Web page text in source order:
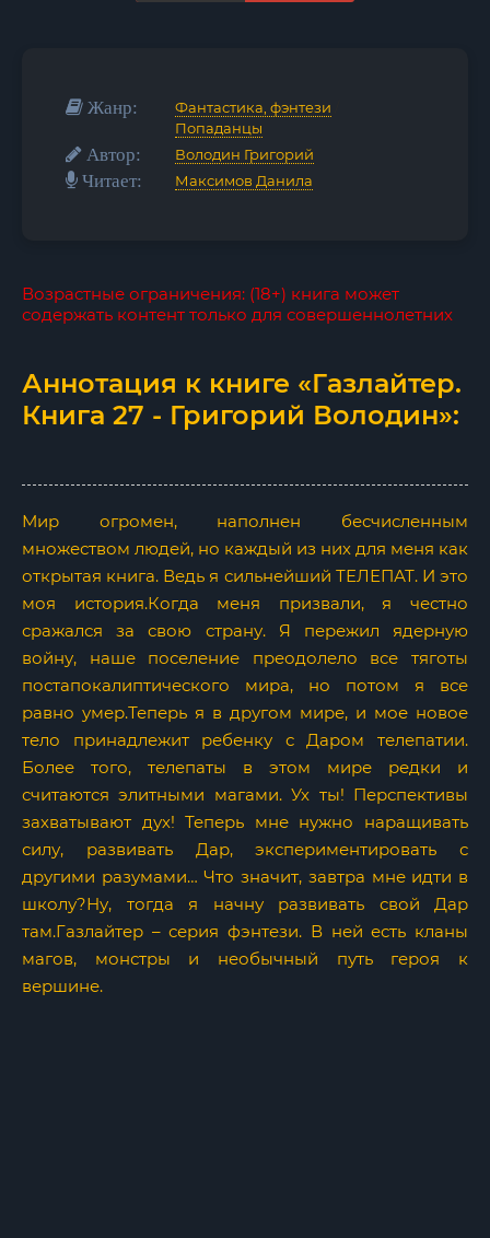
Жанр: Фантастика, фэнтези
Попаданцы
Автор: Володин Григорий
Читает: Максимов Данила
Возрастные ограничения: (18+) книга может
содержать контент только для совершеннолетних
Аннотация к книге «Газлайтер.
Книга 27 - Григорий Володин»:
Мир огромен, наполнен бесчисленным
множеством людей, но каждый из них для меня как
открытая книга. Ведь я сильнейший ТЕЛЕПАТ. И это
моя история.Когда меня призвали, я честно
сражался за свою страну. Я пережил ядерную
войну, наше поселение преодолело все тяготы
постапокалиптического мира, но потом я все
равно умер.Теперь я в другом мире, и мое новое
тело принадлежит ребенку с Даром телепатии.
Более того, телепаты в этом мире редки и
считаются элитными магами. Ух ты! Перспективы
захватывают дух! Теперь мне нужно наращивать
силу, развивать Дар, экспериментировать с
другими разумами… Что значит, завтра мне идти в
школу?Ну, тогда я начну развивать свой Дар
там.Газлайтер – серия фэнтези. В ней есть кланы
магов, монстры и необычный путь героя к
вершине.